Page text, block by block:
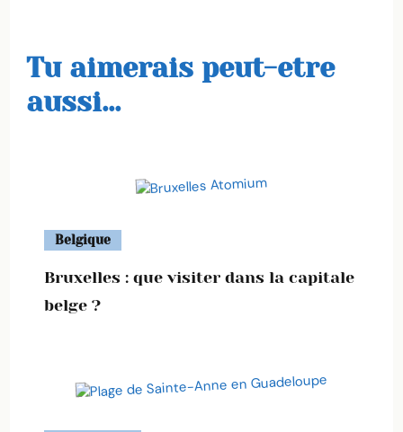
Tu aimerais peut-etre
aussi...
Belgique
Bruxelles : que visiter dans la capitale
belge ?